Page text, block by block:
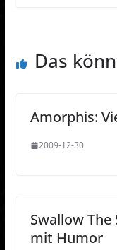
Das
Amorphis:
2009-12-30
Swallow
mit Humor